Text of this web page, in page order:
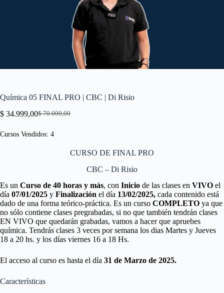
Química 05 FINAL PRO | CBC | Di Risio
$70.000,00
El
original
$ 70.000,00.
$ 34.999,00El
actual
$ 34.999,00.
Cursos Vendidos: 4
CURSO DE FINAL PRO
CBC – Di Risio
Es un Curso de 40 horas y más, con Inicio de las clases en VIVO el
día 07/01/2025 y Finalización el día 13/02/2025, cada contenido está
dado de una forma teórico-práctica. Es un curso COMPLETO ya que
no sólo contiene clases pregrabadas, si no que también tendrán clases
EN VIVO que quedarán grabadas, vamos a hacer que apruebes
química. Tendrás clases 3 veces por semana los dias Martes y Jueves
18 a 20 hs. y los días viernes 16 a 18 Hs.
El acceso al curso es hasta el día 31 de Marzo de 2025.
Características